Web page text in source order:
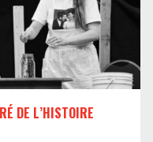
DE L’HISTOIRE